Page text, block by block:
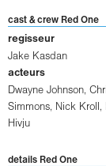
cast & crew Red One
regisseur
Jake Kasdan
acteurs
Dwayne Johnson,
Simmons, Nick Kroll ,
Hivju
details Red One